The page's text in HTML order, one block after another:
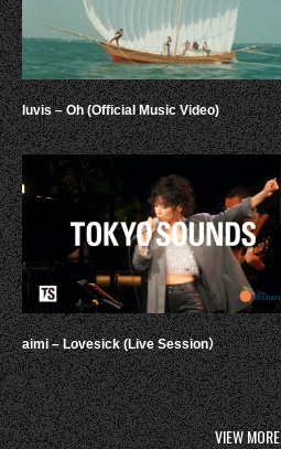
luvis – Oh (Official Music Video)
aimi – Lovesick (Live Session）
VIEW MORE